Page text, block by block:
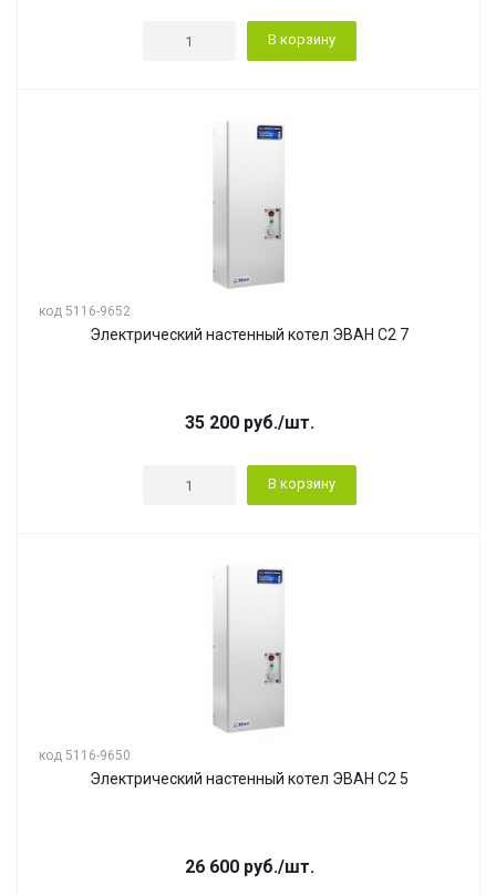
В корзину
код 5116-9652
Электрический настенный котел ЭВАН С2 7
35 200руб./шт.
В корзину
код 5116-9650
Электрический настенный котел ЭВАН С2 5
26 600руб./шт.